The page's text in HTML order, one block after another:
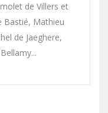
de Villers et
Bastié, Mathieu
de Jaeghere,